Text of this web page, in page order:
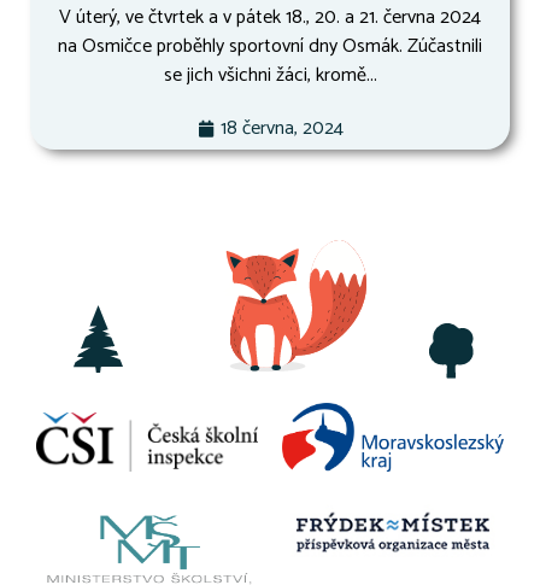
V úterý, ve čtvrtek a v pátek 18., 20. a 21. června 2024
na Osmičce proběhly sportovní dny Osmák. Zúčastnili
se jich všichni žáci, kromě...
18 června, 2024